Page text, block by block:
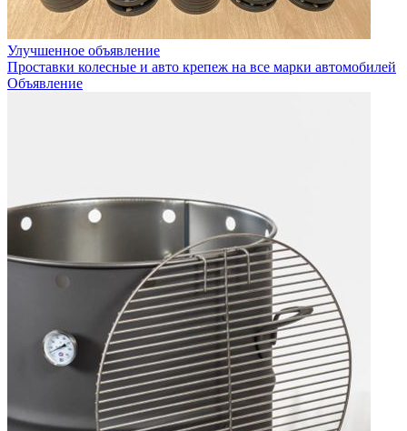
Улучшенное объявление
Проставки колесные и авто крепеж на все марки автомобилей
Объявление